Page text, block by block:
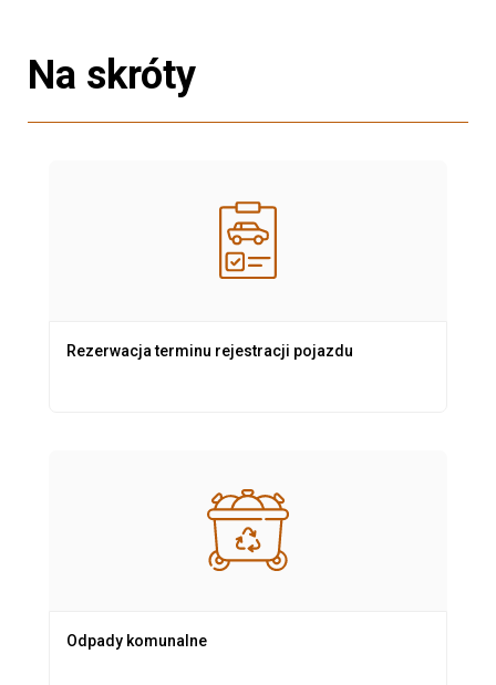
Na skróty
Rezerwacja terminu rejestracji pojazdu
Odpady komunalne